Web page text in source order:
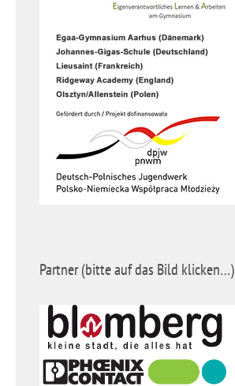
Partner (bitte auf das Bild klicken…)